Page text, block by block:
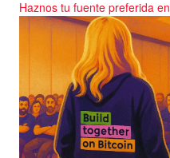
Haznos tu fuente preferida en